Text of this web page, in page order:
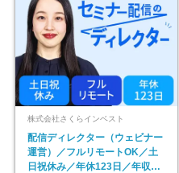
株式会社さくらインベスト
配信ディレクター（ウェビナー
運営）／フルリモートOK／土
日祝休み／年休123日／年収